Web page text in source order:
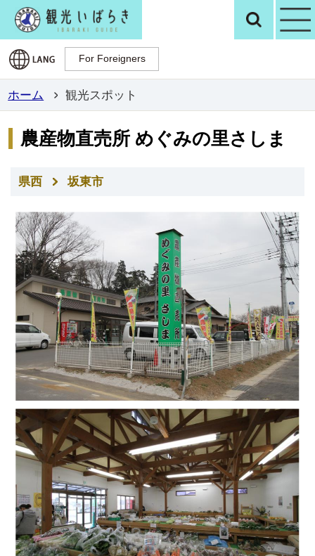
観光いばらき検
For Foreigners
For Foreigners
ホーム 観光スポット
農産物直売所 めぐみの里さしま
県西 坂東市